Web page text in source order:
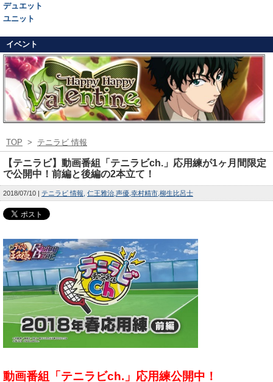
デュエット
ユニット
イベント
TOP > テニラビ 情報
【テニラビ】動画番組「テニラビch.」応用練が1ヶ月間限定
で公開中！前編と後編の2本立て！
2018/07/10 テニラビ 情報 仁王雅治 声優 幸村精市 柳生比呂士
動画番組「テニラビch.」応用練公開中！